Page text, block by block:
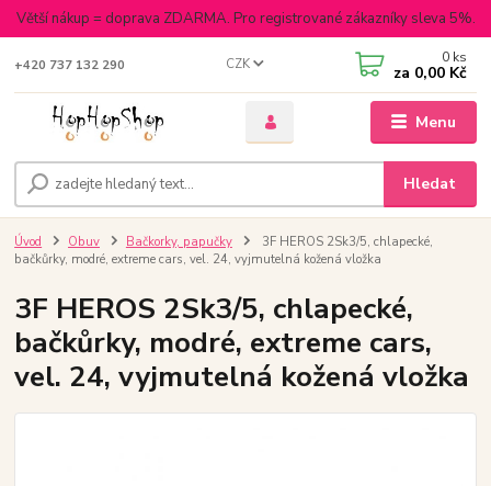
Větší nákup = doprava ZDARMA. Pro registrované zákazníky sleva 5%.
Menu
CZK
Hledat
+420 737 132 290 0 ks
za 0,00 Kč
Úvod Obuv Bačkorky, papučky
3F HEROS 2Sk3/5, chlapecké,
bačkůrky, modré, extreme cars, vel. 24, vyjmutelná kožená vložka
3F HEROS 2Sk3/5, chlapecké,
bačkůrky, modré, extreme cars,
vel. 24, vyjmutelná kožená vložka